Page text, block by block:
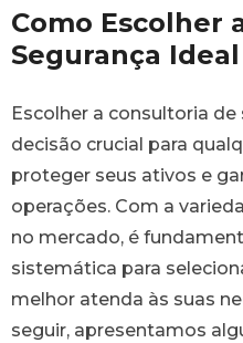
Como Escolher
Segurança Ideal
Escolher a consultoria
decisão crucial para
proteger seus ativos e
operações. Com a
no mercado, é
sistemática para
melhor atenda às suas
seguir, apresentamos